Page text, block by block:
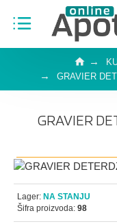
GRAVIER
GRAVIER
Lager: NA STANJU
Šifra proizvoda: 98